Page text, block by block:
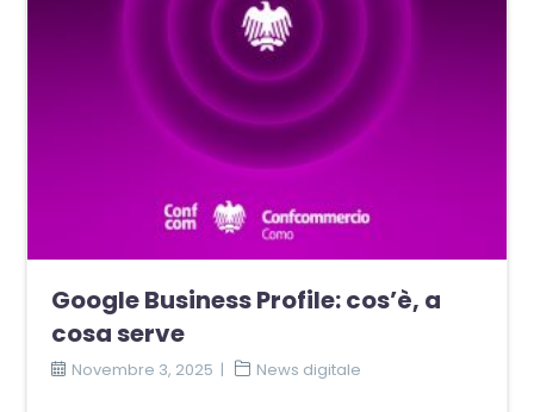
Google Business Profile: cos’è, a
cosa serve
Novembre 3, 2025 News digitale